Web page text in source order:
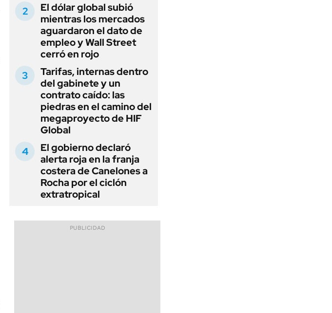
El dólar global subió
mientras los mercados
aguardaron el dato de
empleo y Wall Street
cerró en rojo
Tarifas, internas dentro
del gabinete y un
contrato caído: las
piedras en el camino del
megaproyecto de HIF
Global
El gobierno declaró
alerta roja en la franja
costera de Canelones a
Rocha por el ciclón
extratropical